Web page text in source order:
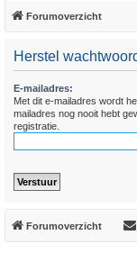
Forumoverzicht
Herstel
E-mailadres:
Met dit e-mailadres wordt
mailadres nog nooit hebt
registratie.
Forumoverzicht